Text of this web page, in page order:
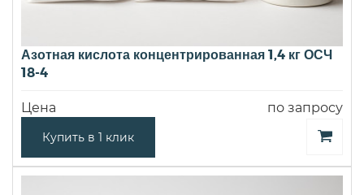
Азотная кислота концентрированная 1,4 кг ОСЧ
18-4
Цена по запросу
Купить в 1 клик